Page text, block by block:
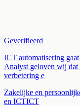
Geverifieerd
ICT automatisering
Analyst geloven wij
verbetering e
Zakelijke en
en ICTICT